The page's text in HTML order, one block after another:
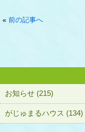
« 前の記事へ
お知らせ (215)
がじゅまるハウス (134)